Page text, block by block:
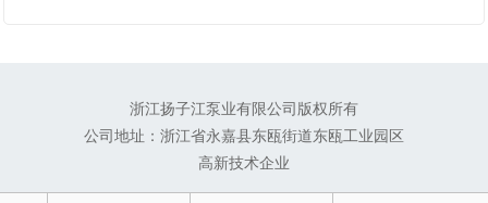
浙江扬子江泵业有限公司版权所有
公司地址：浙江省永嘉县东瓯街道东瓯工业园区
高新技术企业